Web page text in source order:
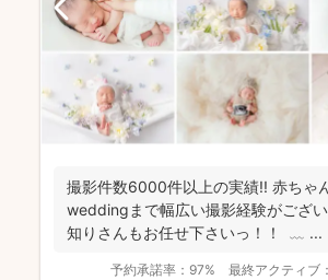
撮影件数6000件以上の実績!! 赤ちゃ
weddingまで幅広い撮影経験がござ
知りさんもお任せ下さいっ！！ ⁡ ﹏ ⁡...
予約承諾率： 97% 最終アクティブ：